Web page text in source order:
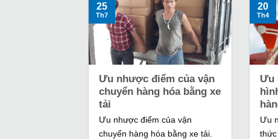
Ưu nhược điểm của vận
chuyển hàng hóa bằng xe
tải
Ưu nhược điểm của vận
chuyển hàng hóa bằng xe tải.
25
Th7
Ưu
Ưu
20
Th4